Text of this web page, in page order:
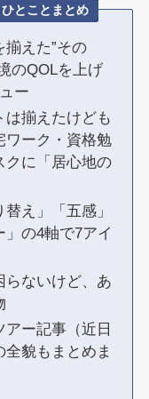
とことまとめ
揃えた”その
のQOLを上げ
ー
は揃えたけども
ワーク・資格勉
クに「居心地の
替え」「五感」
」の4軸で7アイ
らないけど、あ
アー記事（近日
貌もまとめま